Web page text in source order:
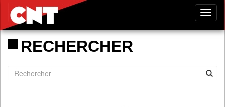
RECHERCHER